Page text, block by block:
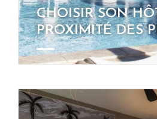
CHOISIR SON
PROXIMITÉ DES